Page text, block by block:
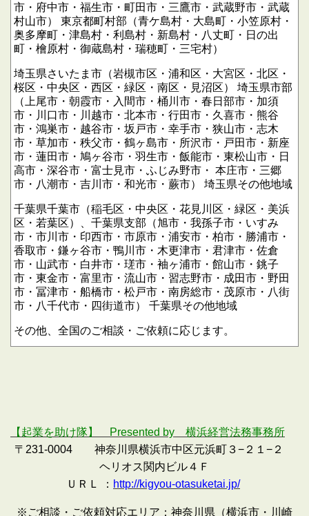
市・府中市・福生市・町田市・三鷹市・武蔵野市・武蔵
村山市）
東京都町村部（青ケ島村・大島町・小笠原村・
奥多摩町・津島村・利島村・新島村・八丈町・日の出
町・檜原村・御蔵島村・瑞穂町・三宅村）
埼玉県さいたま市（岩槻市区・浦和区・大宮区・北区・
桜区・中央区・西区・緑区・南区・見沼区）
埼玉県市部
（上尾市・朝霞市・入間市・桶川市・春日部市・加須
市・川口市・川越市・北本市・行田市・久喜市・熊谷
市・鴻巣市・越谷市・坂戸市・幸手市・狭山市・志木
市・草加市・秩父市・鶴ヶ島市・所沢市・戸田市・新座
市・蓮田市・鳩ヶ谷市・羽生市・飯能市・東松山市・日
高市・深谷市・富士見市・ふじみ野市・ 本庄市・三郷
市・八潮市・吉川市・和光市・蕨市）
埼玉県その他地域
千葉県千葉市（稲毛区・中央区・花見川区・緑区・美浜
区・若葉区）、千葉県支部（旭市・我孫子市・いすみ
市・市川市・印西市・市原市・浦安市・柏市・勝浦市・
香取市・鎌ヶ谷市・鴨川市・木更津市・君津市・佐倉
市・山武市・白井市・瑳市・袖ヶ浦市・館山市・銚子
市・東金市・富里市・流山市・習志野市・成田市・野田
市・冨津市・船橋市・松戸市・南房総市・茂原市・八街
市・八千代市・四街道市）
千葉県その他地域
その他、全国のご相談・ご依頼に応じます。
【起業を助け隊】 Presented by 横浜経営法務事務所
〒231-0004 神奈川県横浜市中区元浜町３−２１−２
ヘリオス関内ビル４Ｆ
ＵＲＬ ： http://kigyou-otasuketai.jp/
※ご相談・ご依頼対応エリア：神奈川県（横浜市・川崎